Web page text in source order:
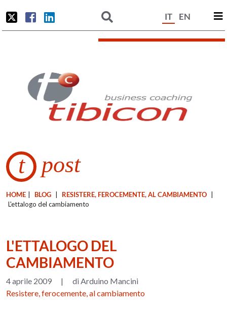
IT EN
t post
HOME BLOG RESISTERE, FEROCEMENTE, AL CAMBIAMENTO
L'ettalogo del cambiamento
L'ETTALOGO DEL
CAMBIAMENTO
4 aprile 2009 |
di Arduino Mancini
Resistere, ferocemente, al cambiamento